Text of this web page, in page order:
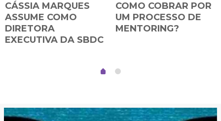
CÁSSIA MARQUES
ASSUME COMO
DIRETORA
EXECUTIVA DA SBDC
COMO COBRAR POR
UM PROCESSO DE
MENTORING?